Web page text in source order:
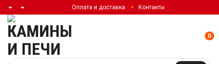
Оплата и доставка Контакты
0